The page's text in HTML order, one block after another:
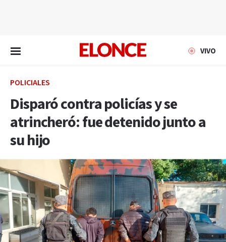
VIVO
POLICIALES
Disparó contra policías y se
atrincheró: fue detenido junto a
su hijo